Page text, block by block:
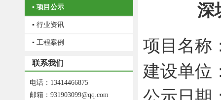
▪ 项目公示
▪ 行业资讯
▪ 工程案例
联系我们
电话：13414466875
邮箱：931903099@qq.com
深
项目名称
建设单位